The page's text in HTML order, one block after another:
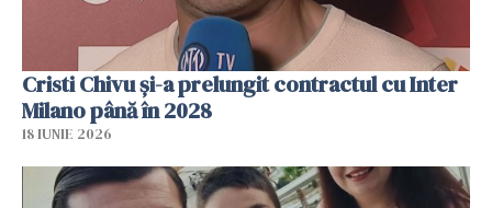
Cristi Chivu şi-a prelungit contractul cu Inter
Milano până în 2028
18 IUNIE 2026